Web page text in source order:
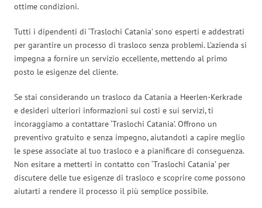
ottime condizioni.
Tutti i dipendenti di ‘Traslochi Catania’ sono esperti e addestrati
per garantire un processo di trasloco senza problemi. L’azienda si
impegna a fornire un servizio eccellente, mettendo al primo
posto le esigenze del cliente.
Se stai considerando un trasloco da Catania a Heerlen-Kerkrade
e desideri ulteriori informazioni sui costi e sui servizi, ti
incoraggiamo a contattare ‘Traslochi Catania’. Offrono un
preventivo gratuito e senza impegno, aiutandoti a capire meglio
le spese associate al tuo trasloco e a pianificare di conseguenza.
Non esitare a metterti in contatto con ‘Traslochi Catania’ per
discutere delle tue esigenze di trasloco e scoprire come possono
aiutarti a rendere il processo il più semplice possibile.